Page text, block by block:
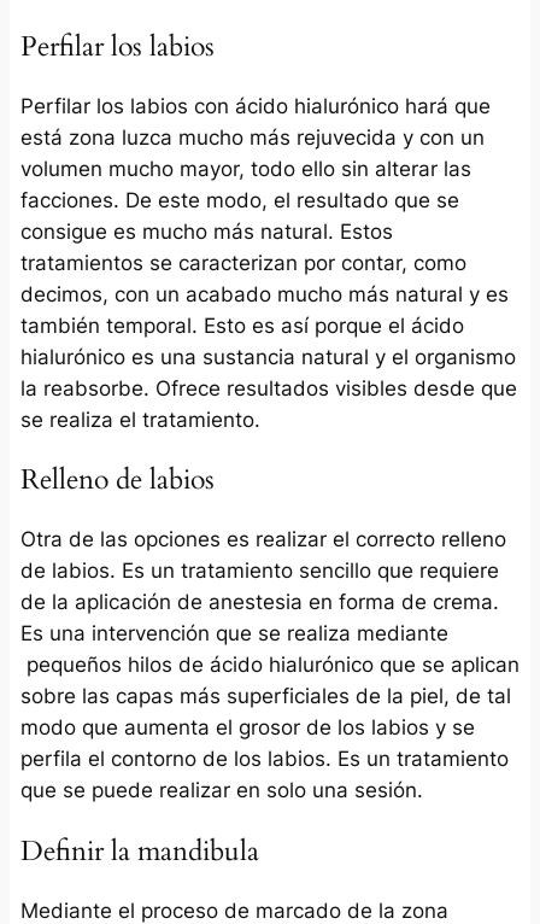
Perfilar los labios
Perfilar los labios con ácido hialurónico hará que
está zona luzca mucho más rejuvecida y con un
volumen mucho mayor, todo ello sin alterar las
facciones. De este modo, el resultado que se
consigue es mucho más natural. Estos
tratamientos se caracterizan por contar, como
decimos, con un acabado mucho más natural y es
también temporal. Esto es así porque el ácido
hialurónico es una sustancia natural y el organismo
la reabsorbe. Ofrece resultados visibles desde que
se realiza el tratamiento.
Relleno de labios
Otra de las opciones es realizar el correcto relleno
de labios. Es un tratamiento sencillo que requiere
de la aplicación de anestesia en forma de crema.
Es una intervención que se realiza mediante
pequeños hilos de ácido hialurónico que se aplican
sobre las capas más superficiales de la piel, de tal
modo que aumenta el grosor de los labios y se
perfila el contorno de los labios. Es un tratamiento
que se puede realizar en solo una sesión.
Definir la mandibula
Mediante el proceso de marcado de la zona